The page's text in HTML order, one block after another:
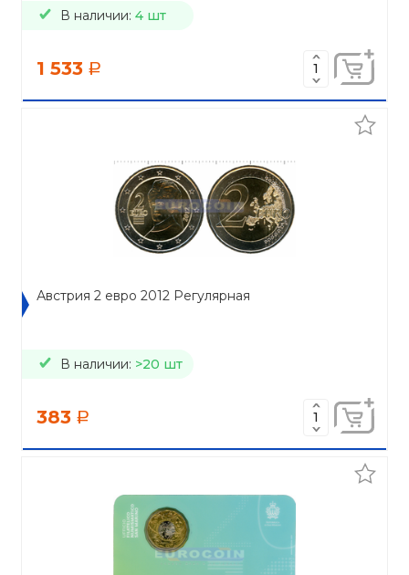
В наличии: 4 шт
1 533 a
Австрия 2 евро 2012 Регулярная
В наличии: >20 шт
383 a